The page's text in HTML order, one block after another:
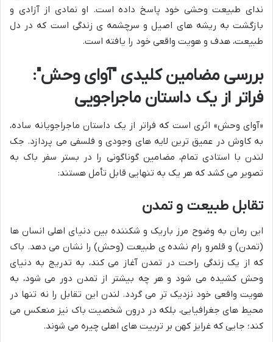
ندای طبیعت وحشی خود پاسخ داده است. او نمادی از آزادی و
بازگشت به ریشه های اصیل و سرچشمه ی زندگی است که در دل
طبیعت، هدف و هویت واقعی خود را یافته است.
بررسی مضامین کلیدی "آوای وحش":
فراتر از یک داستان ماجراجویی
«آوای وحش» اثری است که فراتر از یک داستان ماجراجویانه ساده،
به کاوش در عمیق ترین لایه های وجودی و فلسفی می پردازد. جک
لندن با استادی تمام، مضامین گوناگونی را در بستر سفر باک به
تصویر می کشد که هر یک به تنهایی قابل تأمل هستند:
تقابل طبیعت و تمدن
این رمان به وضوح مرز باریک و شکننده بین دنیای اهلی انسان ها
(تمدن) و قلمرو رام نشده ی طبیعت (وحش) را نشان می دهد. باک
که از یک زندگی راحت در تمدن آغاز می کند، به تدریج به دنیای
وحش کشیده می شود و هر چه بیشتر از تمدن دور می شود، به
هویت واقعی خود نزدیک تر می گردد. لندن این تقابل را نه تنها در
محیط های جغرافیایی، بلکه در درون شخصیت باک نیز منعکس می
کند؛ جایی که غرایز کهن بر تربیت های اهلی چیره می شوند.